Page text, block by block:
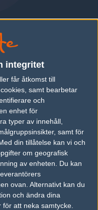
integritet
får åtkomst till
samt bearbetar
och
enhet för
typer av innehåll,
samt för
din tillåtelse kan vi och
om geografisk
av enheten. Du kan
ovan. Alternativt kan du
och ändra dina
att neka samtycke.
Strike: Global Offensive-